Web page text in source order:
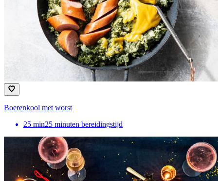
Boerenkool met worst
25 min25 minuten bereidingstijd